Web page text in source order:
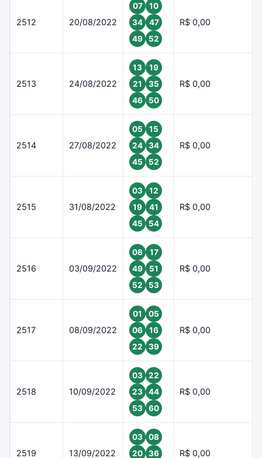
2512 20/08/2022
07
10
34
47
49
52
R$ 0,00
2513 24/08/2022
13
19
21
35
46
50
R$ 0,00
2514 27/08/2022
05
15
24
34
45
52
R$ 0,00
2515 31/08/2022
03
12
19
41
45
54
R$ 0,00
2516 03/09/2022
08
17
49
51
52
53
R$ 0,00
2517 08/09/2022
01
05
06
16
22
39
R$ 0,00
2518 10/09/2022
03
22
23
44
53
60
R$ 0,00
2519 13/09/2022
03
08
20
36 R$ 0,00